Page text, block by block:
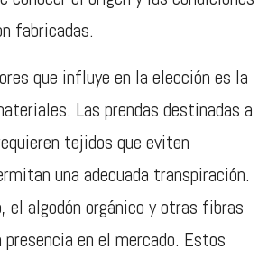
fabricadas.
que influye en la elección es la
Las prendas destinadas a
tejidos que eviten
una adecuada transpiración.
el algodón orgánico y otras fibras
en el mercado. Estos